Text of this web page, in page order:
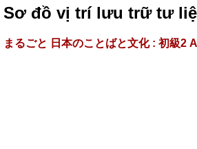
Sơ đồ vị trí lưu trữ tư
まるごと 日本のことばと文化 : 初級2